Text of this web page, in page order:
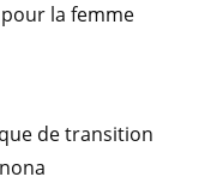
la femme
de transition